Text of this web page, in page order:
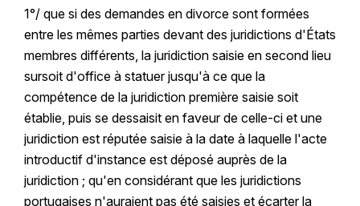
1°/ que si des demandes en divorce sont formées
entre les mêmes parties devant des juridictions d'États
membres différents, la juridiction saisie en second lieu
sursoit d'office à statuer jusqu'à ce que la
compétence de la juridiction première saisie soit
établie, puis se dessaisit en faveur de celle-ci et une
juridiction est réputée saisie à la date à laquelle l'acte
introductif d'instance est déposé auprès de la
juridiction ; qu'en considérant que les juridictions
portugaises n'auraient pas été saisies et écarter la